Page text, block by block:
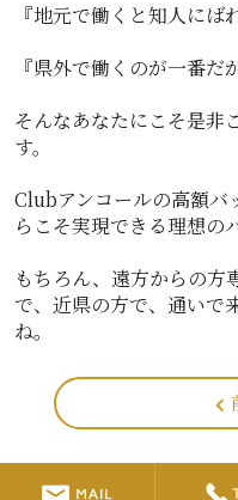
『地元で働くと知人にば
『県外で働くのが一番だ
そんなあなたにこそ是非
す。
Clubアンコールの高額バ
らこそ実現できる理想の
もちろん、遠方からの方
で、近県の方で、通いで
ね。